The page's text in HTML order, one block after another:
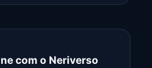
com o Neriverso